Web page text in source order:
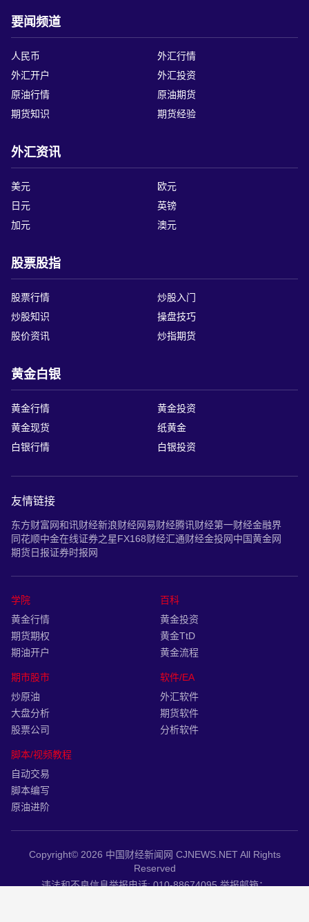
要闻频道
人民币
外汇行情
外汇开户
外汇投资
原油行情
原油期货
期货知识
期货经验
外汇资讯
美元
欧元
日元
英镑
加元
澳元
股票股指
股票行情
炒股入门
炒股知识
操盘技巧
股价资讯
炒指期货
黄金白银
黄金行情
黄金投资
黄金现货
纸黄金
白银行情
白银投资
友情链接
东方财富网和讯财经新浪财经网易财经腾讯财经第一财经金融界
同花顺中金在线证券之星FX168财经汇通财经金投网中国黄金网
期货日报证券时报网
学院
黄金行情
期货期权
期油开户
百科
黄金投资
黄金TtD
黄金流程
期市股市
炒原油
大盘分析
股票公司
软件/EA
外汇软件
期货软件
分析软件
脚本/视频教程
自动交易
脚本编写
原油进阶
Copyright© 2026 中国财经新闻网 CJNEWS.NET All Rights
Reserved
违法和不良信息举报电话: 010-88674095 举报邮箱：